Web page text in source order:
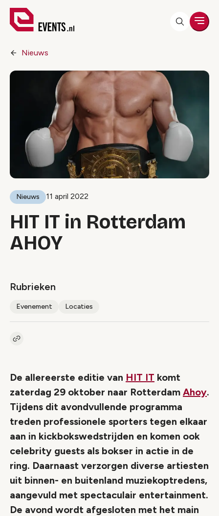
Nieuws
Nieuws 11 april 2022
HIT IT in Rotterdam
AHOY
Rubrieken
Evenement Locaties
Kopieer link naar artikel
De allereerste editie van HIT IT komt
zaterdag 29 oktober naar Rotterdam Ahoy.
Tijdens dit avondvullende programma
treden professionele sporters tegen elkaar
aan in kickbokswedstrijden en komen ook
celebrity guests als bokser in actie in de
ring. Daarnaast verzorgen diverse artiesten
uit binnen- en buitenland muziekoptredens,
aangevuld met spectaculair entertainment.
De avond wordt afgesloten met het main